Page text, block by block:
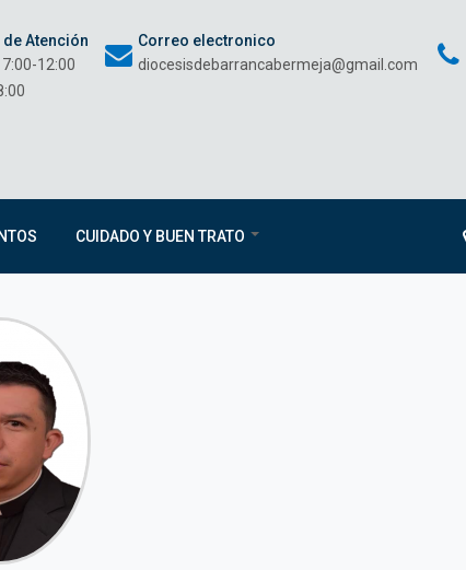
Atención
7:00-12:00
Correo electronico
diocesisdebarrancabermeja@gmail.com
CUIDADO Y BUEN TRATO